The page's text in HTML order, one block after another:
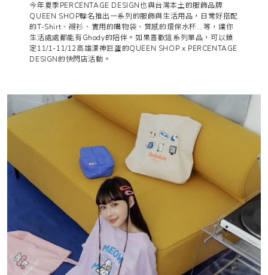
今年夏季PERCENTAGE DESIGN也與台灣本土的服飾品牌
QUEEN SHOP聯名推出一系列的服飾與生活用品，日常好搭配
的T-Shirt、襯衫、實用的購物袋、質感的環保水杯...等，讓你
生活處處都能有Ghody的陪伴。如果喜歡這系列單品，可以鎖
定11/1-11/12高雄漢神巨蛋的QUEEN SHOP x PERCENTAGE
DESIGN的快閃店活動。